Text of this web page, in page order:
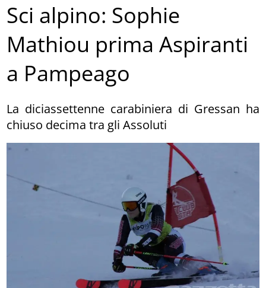
Sci alpino: Sophie
Mathiou prima Aspiranti
a Pampeago
La diciassettenne carabiniera di Gressan ha
chiuso decima tra gli Assoluti